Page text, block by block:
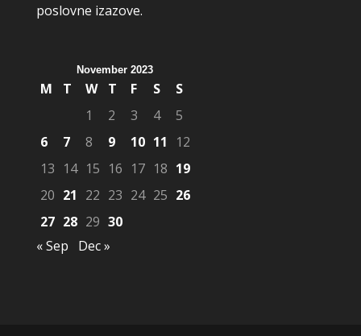
poslovne izazove.
November 2023
M T W T F S
S
1
2 3 4
5
6
7 8 9 10 11
12
13 14 15 16 17 18 19
20 21 22 23 24 25 26
27 28 29 30
« Sep
Dec »